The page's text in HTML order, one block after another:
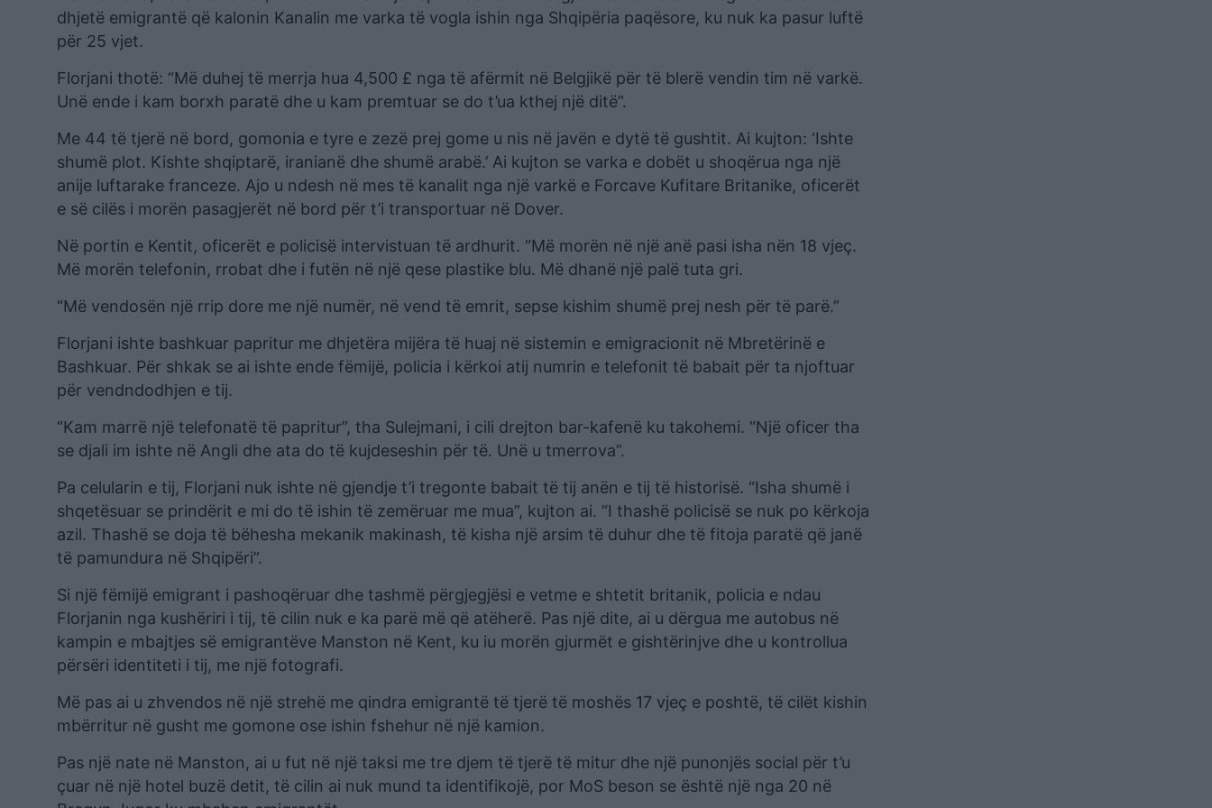
dhjetë emigrantë që kalonin Kanalin me varka të vogla ishin nga Shqipëria paqësore, ku nuk ka pasur luftë
për 25 vjet.
Florjani thotë: “Më duhej të merrja hua 4,500 £ nga të afërmit në Belgjikë për të blerë vendin tim në varkë.
Unë ende i kam borxh paratë dhe u kam premtuar se do t’ua kthej një ditë”.
Me 44 të tjerë në bord, gomonia e tyre e zezë prej gome u nis në javën e dytë të gushtit. Ai kujton: ‘Ishte
shumë plot. Kishte shqiptarë, iranianë dhe shumë arabë.’ Ai kujton se varka e dobët u shoqërua nga një
anije luftarake franceze. Ajo u ndesh në mes të kanalit nga një varkë e Forcave Kufitare Britanike, oficerët
e së cilës i morën pasagjerët në bord për t’i transportuar në Dover.
Në portin e Kentit, oficerët e policisë intervistuan të ardhurit. “Më morën në një anë pasi isha nën 18 vjeç.
Më morën telefonin, rrobat dhe i futën në një qese plastike blu. Më dhanë një palë tuta gri.
“Më vendosën një rrip dore me një numër, në vend të emrit, sepse kishim shumë prej nesh për të parë.”
Florjani ishte bashkuar papritur me dhjetëra mijëra të huaj në sistemin e emigracionit në Mbretërinë e
Bashkuar. Për shkak se ai ishte ende fëmijë, policia i kërkoi atij numrin e telefonit të babait për ta njoftuar
për vendndodhjen e tij.
“Kam marrë një telefonatë të papritur”, tha Sulejmani, i cili drejton bar-kafenë ku takohemi. “Një oficer tha
se djali im ishte në Angli dhe ata do të kujdeseshin për të. Unë u tmerrova”.
Pa celularin e tij, Florjani nuk ishte në gjendje t’i tregonte babait të tij anën e tij të historisë. “Isha shumë i
shqetësuar se prindërit e mi do të ishin të zemëruar me mua”, kujton ai. “I thashë policisë se nuk po kërkoja
azil. Thashë se doja të bëhesha mekanik makinash, të kisha një arsim të duhur dhe të fitoja paratë që janë
të pamundura në Shqipëri”.
Si një fëmijë emigrant i pashoqëruar dhe tashmë përgjegjësi e vetme e shtetit britanik, policia e ndau
Florjanin nga kushëriri i tij, të cilin nuk e ka parë më që atëherë. Pas një dite, ai u dërgua me autobus në
kampin e mbajtjes së emigrantëve Manston në Kent, ku iu morën gjurmët e gishtërinjve dhe u kontrollua
përsëri identiteti i tij, me një fotografi.
Më pas ai u zhvendos në një strehë me qindra emigrantë të tjerë të moshës 17 vjeç e poshtë, të cilët kishin
mbërritur në gusht me gomone ose ishin fshehur në një kamion.
Pas një nate në Manston, ai u fut në një taksi me tre djem të tjerë të mitur dhe një punonjës social për t’u
çuar në një hotel buzë detit, të cilin ai nuk mund ta identifikojë, por MoS beson se është një nga 20 në